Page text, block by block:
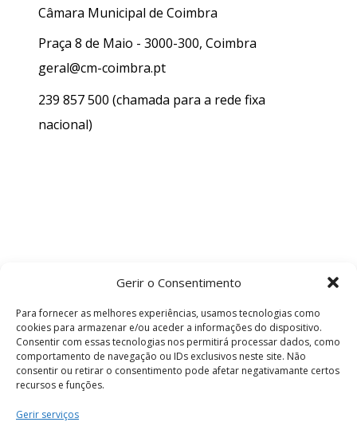
Gerir o Consentimento
Para fornecer as melhores experiências, usamos tecnologias como
cookies para armazenar e/ou aceder a informações do dispositivo.
Consentir com essas tecnologias nos permitirá processar dados, como
comportamento de navegação ou IDs exclusivos neste site. Não
consentir ou retirar o consentimento pode afetar negativamante certos
recursos e funções.
Gerir serviços
Câmara Municipal de Coimbra
Praça 8 de Maio - 3000-300, Coimbra
geral@cm-coimbra.pt
239 857 500 (chamada para a rede fixa
nacional)
Termos e Condições